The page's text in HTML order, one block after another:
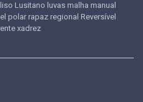
liso Lusitano luvas malha manual
polar rapaz regional Reversível
xadrez